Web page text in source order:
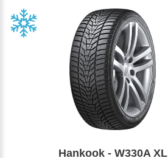
Hankook - W330A XL